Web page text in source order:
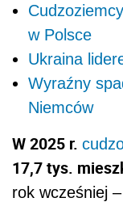
w Polsce
Ukraina
Wyraźny
Niemców
W 2025 r.
17,7 tys.
rok wcześniej